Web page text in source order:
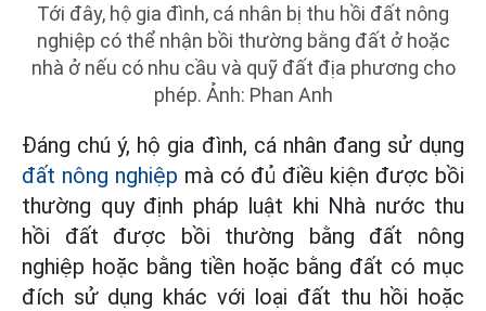
Tới đây, hộ gia đình, cá nhân bị thu hồi đất nông
nghiệp có thể nhận bồi thường bằng đất ở hoặc
nhà ở nếu có nhu cầu và quỹ đất địa phương cho
phép. Ảnh: Phan Anh
Đáng chú ý, hộ gia đình, cá nhân đang sử dụng
đất nông nghiệp mà có đủ điều kiện được bồi
thường quy định pháp luật khi Nhà nước thu
hồi đất được bồi thường bằng đất nông
nghiệp hoặc bằng tiền hoặc bằng đất có mục
đích sử dụng khác với loại đất thu hồi hoặc